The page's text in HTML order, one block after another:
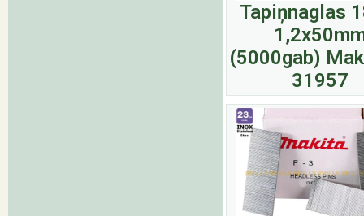
Tapiņnaglas
(5000gab)
31957